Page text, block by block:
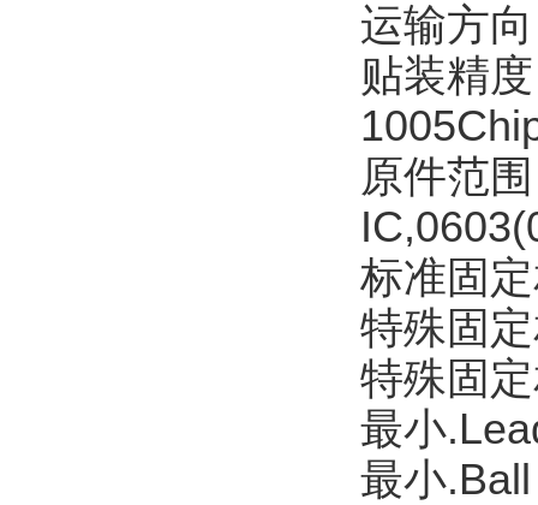
运输方
贴装精
原件范
标准固
特殊固
特殊固
最小
最小